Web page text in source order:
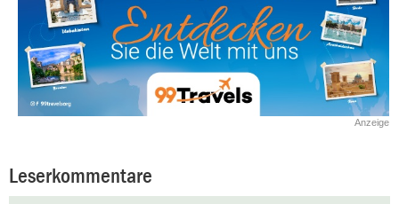
Anzeige
Leserkommentare